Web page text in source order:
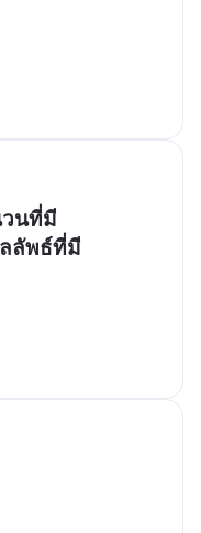
วนที่มี
ลลัพธ์ที่มี